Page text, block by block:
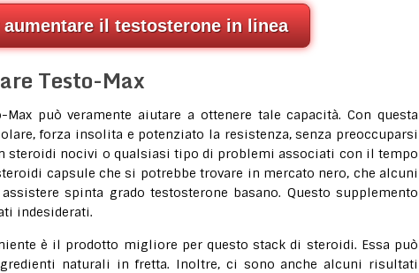
il testosterone in linea
Testo-Max
può veramente aiutare a ottenere tale capacità. Con questa
forza insolita e potenziato la resistenza, senza preoccuparsi
steroidi nocivi o qualsiasi tipo di problemi associati con il tempo
capsule che si potrebbe trovare in mercato nero, che alcuni
spinta grado testosterone basano. Questo supplemento
indesiderati.
è il prodotto migliore per questo stack di steroidi. Essa può
naturali in fretta. Inoltre, ci sono anche alcuni risultati